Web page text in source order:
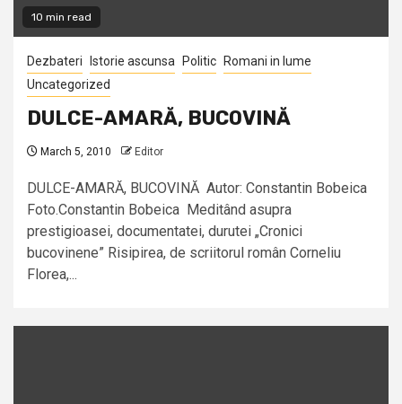
10 min read
Dezbateri Istorie ascunsa Politic
Romani in lume
Uncategorized
DULCE-AMARĂ, BUCOVINĂ
March 5, 2010 Editor
DULCE-AMARĂ, BUCOVINĂ Autor: Constantin Bobeica
Foto.Constantin Bobeica Meditând asupra
prestigioasei, documentatei, durutei „Cronici
bucovinene” Risipirea, de scriitorul român Corneliu
Florea,...